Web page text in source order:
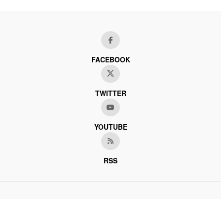
FACEBOOK
TWITTER
YOUTUBE
RSS